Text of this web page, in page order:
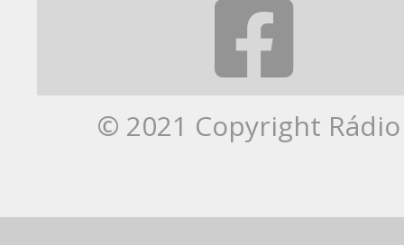
© 2021 Copyright